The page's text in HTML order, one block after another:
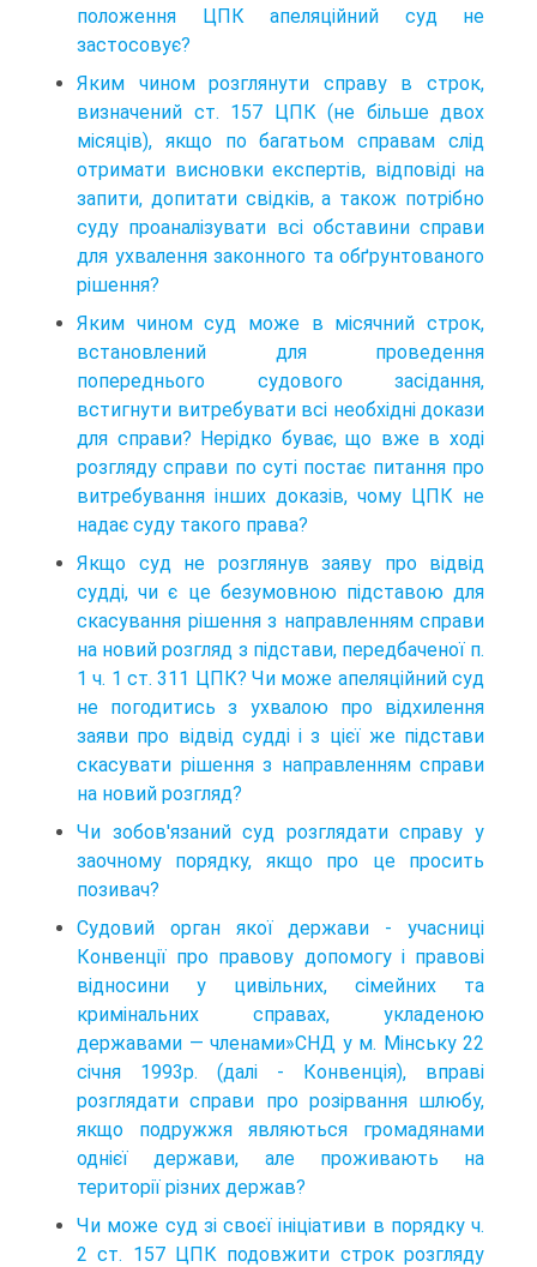
положення ЦПК апеляційний суд не
застосовує?
Яким чином розглянути справу в строк,
визначений ст. 157 ЦПК (не більше двох
місяців), якщо по багатьом справам слід
отримати висновки експертів, відповіді на
запити, допитати свідків, а також потрібно
суду проаналізувати всі обставини справи
для ухвалення законного та обґрунтованого
рішення?
Яким чином суд може в місячний строк,
встановлений для проведення
попереднього судового засідання,
встигнути витребувати всі необхідні докази
для справи? Нерідко буває, що вже в ході
розгляду справи по суті постає питання про
витребування інших доказів, чому ЦПК не
надає суду такого права?
Якщо суд не розглянув заяву про відвід
судді, чи є це безумовною підставою для
скасування рішення з направленням справи
на новий розгляд з підстави, передбаченої п.
1 ч. 1 ст. 311 ЦПК? Чи може апеляційний суд
не погодитись з ухвалою про відхилення
заяви про відвід судді і з цієї же підстави
скасувати рішення з направленням справи
на новий розгляд?
Чи зобов'язаний суд розглядати справу у
заочному порядку, якщо про це просить
позивач?
Судовий орган якої держави - учасниці
Конвенції про правову допомогу і правові
відносини у цивільних, сімейних та
кримінальних справах, укладеною
державами — членами»СНД у м. Мінську 22
січня 1993р. (далі - Конвенція), вправі
розглядати справи про розірвання шлюбу,
якщо подружжя являються громадянами
однієї держави, але проживають на
території різних держав?
Чи може суд зі своєї ініціативи в порядку ч.
2 ст. 157 ЦПК подовжити строк розгляду